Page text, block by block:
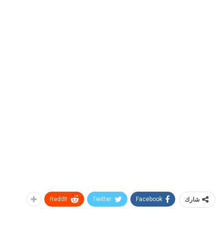
شارك Facebook
Twitter
ReddIt